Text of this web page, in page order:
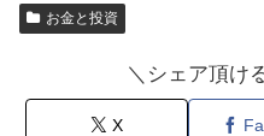
お金と投資
＼シェア頂け
X